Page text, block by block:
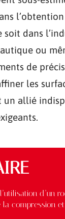
soit dans
ou
de
les
un allié
d’un
la compression